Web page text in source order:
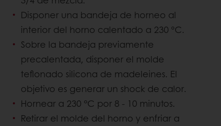
Disponer una bandeja de horneo al
interior del horno calentado a 230 ºC.
Sobre la bandeja previamente
precalentada, disponer el molde
teflonado silicona de madeleines. El
objetivo es generar un shock de calor.
Hornear a 230 °C por 8 - 10 minutos.
Retirar el molde del horno y enfriar a